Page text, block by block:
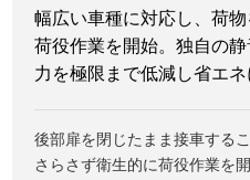
幅広い車種に対応し、荷
荷役作業を開始。独自の
力を極限まで低減し省エネ
後部扉を閉じたまま接車する
さらさず衛生的に荷役作業を